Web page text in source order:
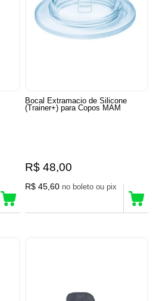
Bocal Extramacio de Silicone
(Trainer+) para Copos MAM
R$ 48,00
R$ 45,60 no boleto ou pix